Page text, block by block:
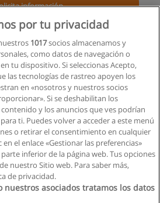
información
por tu privacidad
1017socios almacenamos y
como datos de navegación o
tu dispositivo. Si seleccionas Acepto,
las tecnologías de rastreo apoyen los
en «nosotros y nuestros socios
Si se deshabilitan los
y los anuncios que ves podrían
ti. Puedes volver a acceder a este menú
o retirar el consentimiento en cualquier
el enlace «Gestionar las preferencias»
inferior de la página web. Tus opciones
nuestro Sitio web. Para saber más,
de privacidad.
nuestros asociados tratamos los datos